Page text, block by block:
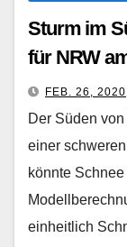
Sturm im
für NRW
FEB. 26, 2020
Der Süden
einer
könnte
einheitlich